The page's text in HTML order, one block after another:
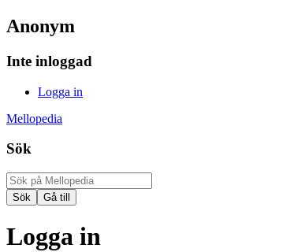
Anonym
Inte inloggad
Logga in
Mellopedia
Sök
Logga in